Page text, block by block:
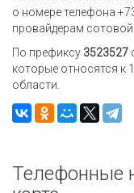
о номере телефона
провайдерам
По префиксу 3523527
которые относятся к
области.
Телефонные